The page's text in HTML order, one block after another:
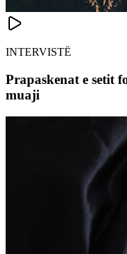
INTERVISTË
Prapaskenat e setit
muaji